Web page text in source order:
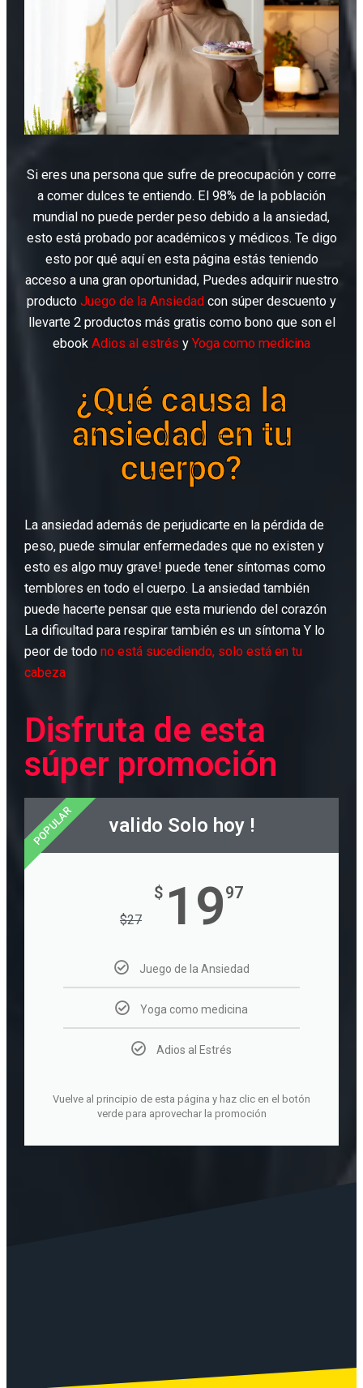
Si eres una persona que sufre de preocupación y corre
a comer dulces te entiendo. El 98% de la población
mundial no puede perder peso debido a la ansiedad,
esto está probado por académicos y médicos. Te digo
esto por qué aquí en esta página estás teniendo
acceso a una gran oportunidad, Puedes adquirir nuestro
producto Juego de la Ansiedad con súper descuento y
llevarte 2 productos más gratis como bono que son el
ebook Adios al estrés y Yoga como medicina
¿Qué causa la
ansiedad en tu
cuerpo?
La ansiedad además de perjudicarte en la pérdida de
peso, puede simular enfermedades que no existen y
esto es algo muy grave! puede tener síntomas como
temblores en todo el cuerpo. La ansiedad también
puede hacerte pensar que esta muriendo del corazón
La dificultad para respirar también es un síntoma Y lo
peor de todo no está sucediendo, solo está en tu
cabeza
Disfruta de esta
súper promoción
valido Solo hoy !
$27
$ 1997
Juego de la Ansiedad
Yoga como medicina
Adios al Estrés
Vuelve al principio de esta página y haz clic en el botón
verde para aprovechar la promoción
POPULAR